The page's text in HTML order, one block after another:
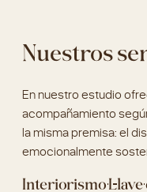
Nuestros
En nuestro estudio
acompañamiento
la misma premisa: el
emocionalmente
Interiorismo Llave